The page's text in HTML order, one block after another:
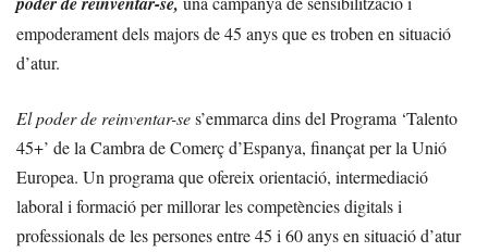
empoderament dels majors de 45 anys que es troben en situació
d’atur.
El poder de reinventar-ses’emmarca dins del Programa ‘Talento
45+’ de la Cambra de Comerç d’Espanya, finançat per la Unió
Europea. Un programa que ofereix orientació, intermediació
laboral i formació per millorar les competències digitals i
professionals de les persones entre 45 i 60 anys en situació d’atur